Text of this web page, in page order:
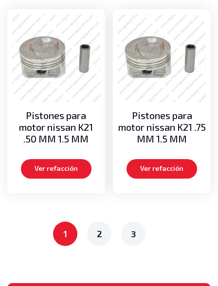
Pistones para
motor nissan K21
.50 MM 1.5 MM
Ver refacción
Pistones para
motor nissan K21 .75
MM 1.5 MM
Ver refacción
1 2 3